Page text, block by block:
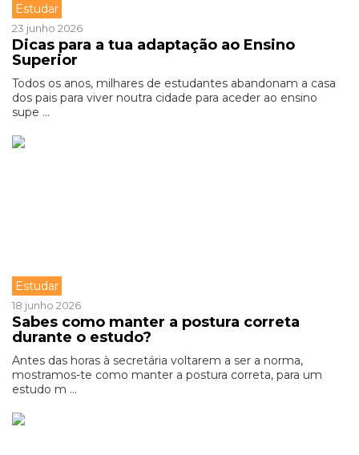
Estudar
23 junho 2026
Dicas para a tua adaptação ao Ensino
Superior
Todos os anos, milhares de estudantes abandonam a casa
dos pais para viver noutra cidade para aceder ao ensino
supe ...
Estudar
18 junho 2026
Sabes como manter a postura correta
durante o estudo?
Antes das horas à secretária voltarem a ser a norma,
mostramos-te como manter a postura correta, para um
estudo m ...